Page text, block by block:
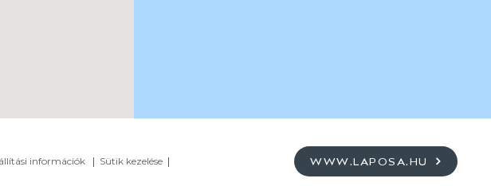
információk Sütik kezelése WWW.LAPOSA.HU